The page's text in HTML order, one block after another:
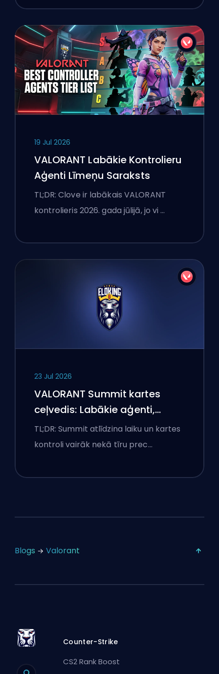
19 Jul 2026
VALORANT Labākie Kontrolieru
Aģenti Līmeņu Saraksts
TL;DR: Clove ir labākais VALORANT
kontrolieris 2026. gada jūlijā, jo vi …
23 Jul 2026
VALORANT Summit kartes
ceļvedis: Labākie aģenti,
izsaukumi un dūmi
TL;DR: Summit atlīdzina laiku un kartes
kontroli vairāk nekā tīru prec…
Blogs Valorant
Counter-Strike
CS2 Rank Boost